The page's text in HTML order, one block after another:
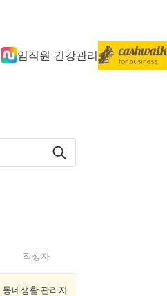
임직원 건강관리
작성자
동네생활 관리자